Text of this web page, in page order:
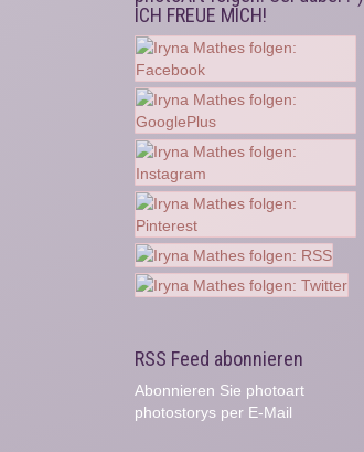
ICH FREUE MICH!
RSS Feed abonnieren
Abonnieren Sie photoart
photostorys per E-Mail